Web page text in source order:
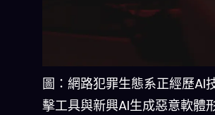
圖：網路犯罪生態系正經歷AI
擊工具與新興AI生成惡意軟體